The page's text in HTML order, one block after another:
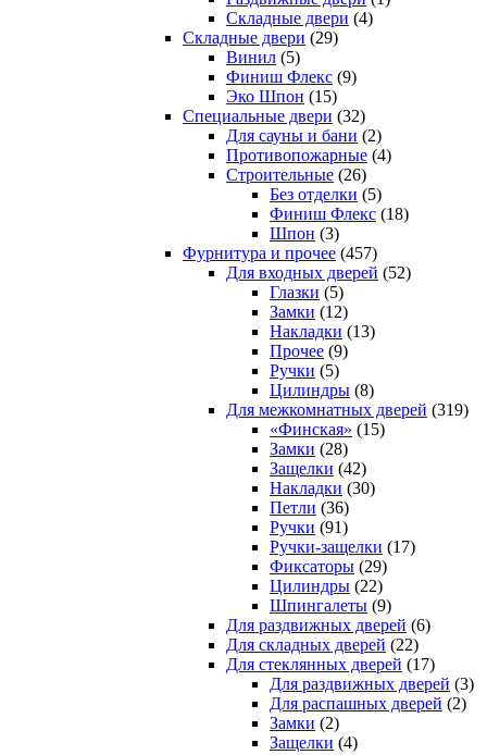
Складные двери (4)
Складные двери (29)
Винил (5)
Финиш Флекс (9)
Эко Шпон (15)
Специальные двери (32)
Для сауны и бани (2)
Противопожарные (4)
Строительные (26)
Без отделки (5)
Финиш Флекс (18)
Шпон (3)
Фурнитура и прочее (457)
Для входных дверей (52)
Глазки (5)
Замки (12)
Накладки (13)
Прочее (9)
Ручки (5)
Цилиндры (8)
Для межкомнатных дверей (319)
«Финская» (15)
Замки (28)
Защелки (42)
Накладки (30)
Петли (36)
Ручки (91)
Ручки-защелки (17)
Фиксаторы (29)
Цилиндры (22)
Шпингалеты (9)
Для раздвижных дверей (6)
Для складных дверей (22)
Для стеклянных дверей (17)
Для раздвижных дверей (3)
Для распашных дверей (2)
Замки (2)
Защелки (4)